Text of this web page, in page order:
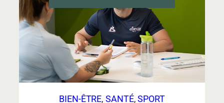
n’a
jamais
fait
de
sport
?
BIEN-ÊTRE, SANTÉ, SPORT